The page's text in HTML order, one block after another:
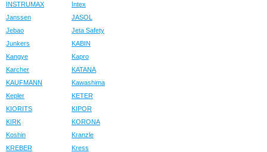
INSTRUMAX
Intex
Janssen
JASOL
Jebao
Jeta Safety
Junkers
KABIN
Kangye
Kapro
Karcher
KATANA
KAUFMANN
Kawashima
Kepler
KETER
KIORITS
KIPOR
KIRK
KORONA
Koshin
Kranzle
KREBER
Kress